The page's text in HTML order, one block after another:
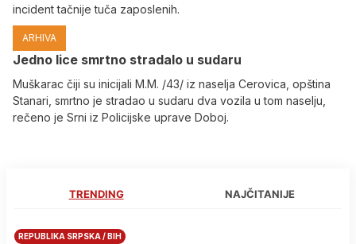
incident tačnije tuča zaposlenih.
ARHIVA
Јedno lice smrtno stradalo u sudaru
Muškarac čiji su inicijali M.M. /43/ iz naselja Cerovica, opština
Stanari, smrtno je stradao u sudaru dva vozila u tom naselju,
rečeno je Srni iz Policijske uprave Doboj.
TRENDING NAJČITANIJE
REPUBLIKA SRPSKA / BIH